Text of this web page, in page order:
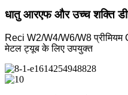
धातु आरएफ और उच्च शक्ति
Reci W2/W4/W6/W8
मेटल ट्यूब के लिए उपयुक्त